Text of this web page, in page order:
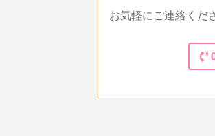
お気軽にご連絡くだ